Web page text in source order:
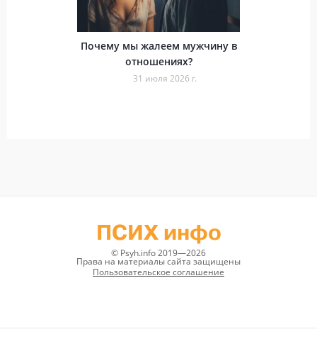
Почему мы жалеем мужчину в
отношениях?
31 июля 2026 г.
ПСИХ инфо
© Psyh.info 2019—2026
Права на материалы сайта защищены
Пользовательское соглашение